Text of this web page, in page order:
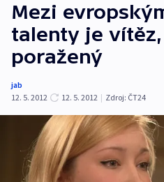
Mezi
talenty je
poražený
jab
12. 5. 2012
12. 5. 2012 | Zdroj: ČT24